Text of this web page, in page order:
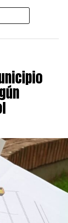
se
específicos
hay
con
traducirse